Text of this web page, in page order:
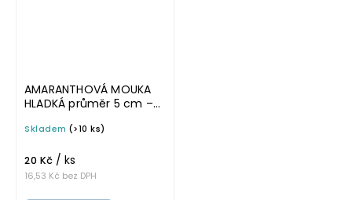
AMARANTHOVÁ MOUKA
HLADKÁ průměr 5 cm –
omyvatelná samolepka
Skladem (>10 ks)
16,53 Kč bez DPH
20 Kč / ks